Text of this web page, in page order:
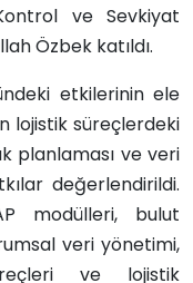
ve Sevkiyat
Özbek katıldı.
etkilerinin ele
lojistik süreçlerdeki
planlaması ve veri
değerlendirildi.
modülleri, bulut
veri yönetimi,
ve lojistik